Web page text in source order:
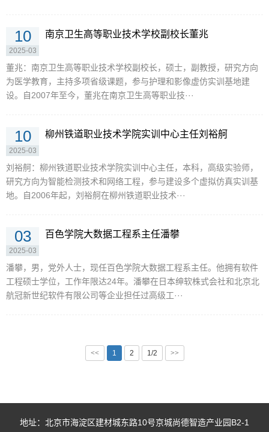
10
2025-03
南京卫生高等职业技术学校副校长董兆
董兆：南京卫生高等职业技术学校副校长，硕士，副教授，研究方向
为医学教育，主持多项省级课题，参与护理和影像虚仿实训基地建
设。自2007年至今，董兆在南京卫生高等职业技···
10
2025-03
柳州铁道职业技术学院实训中心主任刘裕舸
刘裕舸：柳州铁道职业技术学院实训中心主任，本科，高级实验师，
研究方向为智能检测技术和网络工程，参与建设多个虚拟仿真实训基
地。自2006年起，刘裕舸在柳州铁道职业技术···
03
2025-03
百色学院大数据工程系主任潘攀
潘攀，男，党外人士，现任百色学院大数据工程系主任。他拥有软件
工程硕士学位，工作年限达24年。潘攀在日本绅软株式会社和北京北
航冠新世纪软件有限公司等企业担任过高级工···
<< 1 2 1/2 >>
地址：北京市海淀区建材城东路10号京城尚德智造产业园B2-1